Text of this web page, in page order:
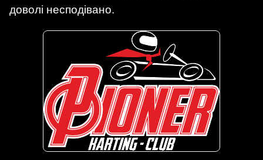
доволі несподівано.